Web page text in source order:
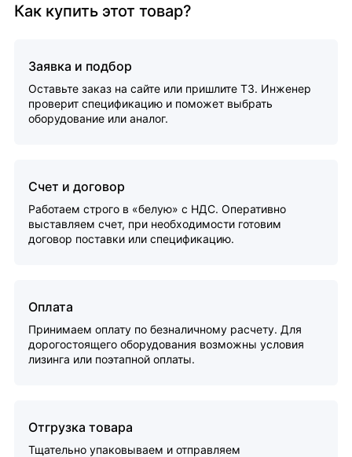
Как купить этот товар?
Заявка и подбор
Оставьте заказ на сайте или пришлите ТЗ. Инженер
проверит спецификацию и поможет выбрать
оборудование или аналог.
Счет и договор
Работаем строго в «белую» с НДС. Оперативно
выставляем счет, при необходимости готовим
договор поставки или спецификацию.
Оплата
Принимаем оплату по безналичному расчету. Для
дорогостоящего оборудования возможны условия
лизинга или поэтапной оплаты.
Отгрузка товара
Тщательно упаковываем и отправляем